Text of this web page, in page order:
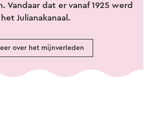
Vandaar dat er vanaf 1925 werd
Julianakanaal.
over het mijnverleden